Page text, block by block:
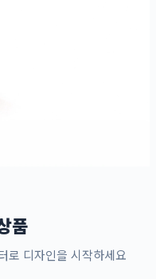
품
로 디자인을 시작하세요